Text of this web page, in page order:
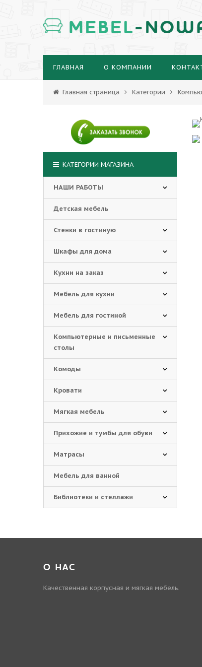
MEBEL-
ГЛАВНАЯ О КОМПАНИИ
Главная страница Категории
КАТЕГОРИИ МАГАЗИНА
НАШИ РАБОТЫ
Детская мебель
Стенки в гостиную
Шкафы для дома
Кухни на заказ
Мебель для кухни
Мебель для гостиной
Компьютерные и письменные
столы
Комоды
Кровати
Мягкая мебель
Прихожие и тумбы для обуви
Матрасы
Мебель для ванной
Библиотеки и стеллажи
О НАС
Качественная корпусная и мягкая мебель.